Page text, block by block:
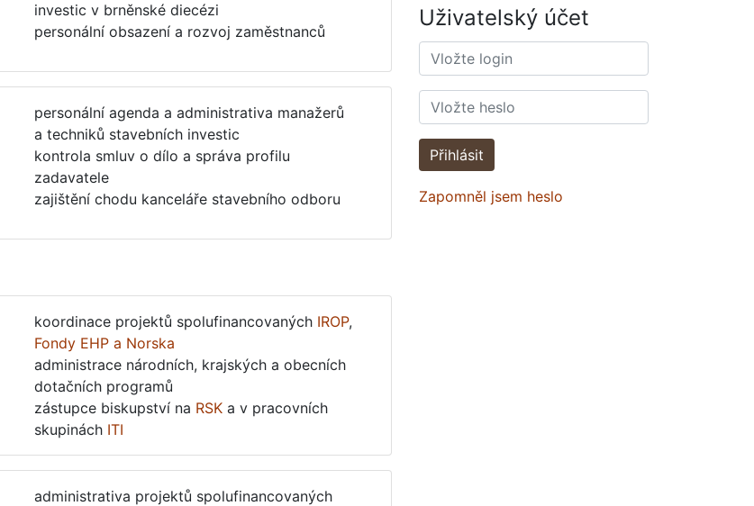
investic v brněnské diecézi
personální obsazení a rozvoj zaměstnanců
personální agenda a administrativa manažerů
a techniků stavebních investic
kontrola smluv o dílo a správa profilu
zadavatele
zajištění chodu kanceláře stavebního odboru
koordinace projektů spolufinancovaných IROP,
Fondy EHP a Norska
administrace národních, krajských a obecních
dotačních programů
zástupce biskupství na RSK a v pracovních
skupinách ITI
administrativa projektů spolufinancovaných
Uživatelský účet
Přihlásit
Zapomněl jsem heslo